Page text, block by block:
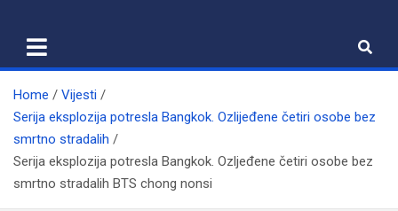
content
Home
Vijesti
Serija eksplozija potresla Bangkok. Ozlijeđene četiri osobe bez
smrtno stradalih
Serija eksplozija potresla Bangkok. Ozljeđene četiri osobe bez
smrtno stradalih BTS chong nonsi